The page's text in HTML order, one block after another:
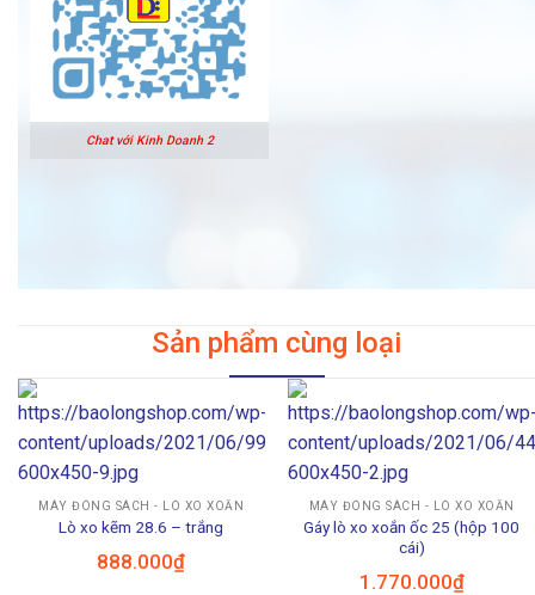
Chat với Kinh Doanh 2
Sản phẩm cùng loại
MÁY ĐÓNG SÁCH - LÒ XO XOẮN
Lò xo kẽm 28.6 – trắng
888.000₫
MÁY ĐÓNG SÁCH - LÒ XO XOẮN
Gáy lò xo xoắn ốc 25 (hộp 100
cái)
1.770.000₫